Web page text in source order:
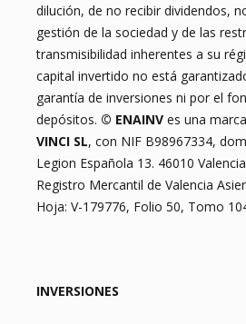
© ENAINVes una plataforma
participativa que ofrece la
financiar un proyecto
participaciones de una
inmobiliaria para un proyecto
condiciones del proyecto y su
definen en las condiciones
web. El proyecto y la sociedad
analizan con detalle por
técnico. ENAINV no
información general y no
dilución, de no recibir dividendos,
gestión de la sociedad y de las
transmisibilidad inherentes a su
capital invertido no está
garantía de inversiones ni por el
depósitos. © ENAINV es una
VINCI SL, con NIF B98967334,
Legion Española 13. 46010
Registro Mercantil de Valencia
Hoja: V-179776, Folio 50, Tomo
INVERSIONES